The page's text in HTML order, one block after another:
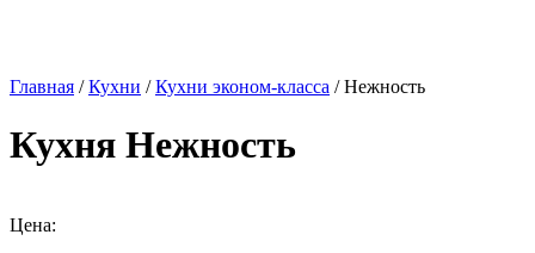
Главная /Кухни /Кухни эконом-класса / Нежность
Кухня Нежность
Цена: